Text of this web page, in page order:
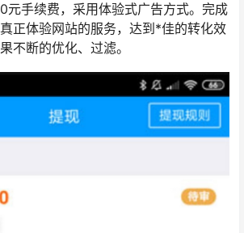
元手续费，采用体验式广告方式。完成
正体验网站的服务，达到*佳的转化效
不断的优化、过滤。